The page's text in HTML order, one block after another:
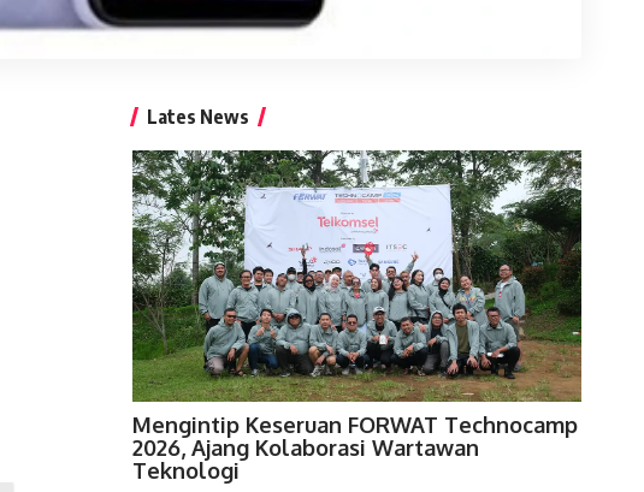
Lates News
Mengintip Keseruan FORWAT Technocamp
2026, Ajang Kolaborasi Wartawan
Teknologi